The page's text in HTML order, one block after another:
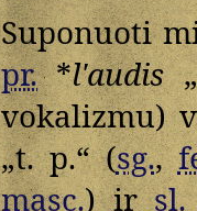
Suponuoti
pr.*lʹaudis
vokalizmu)
„t. p.“ (sg.,
masc.) irsl.